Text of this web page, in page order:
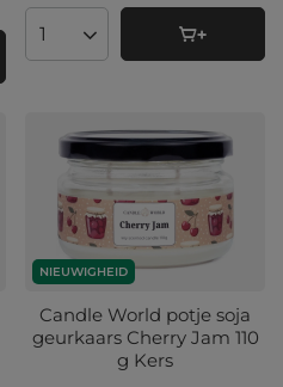
Aantal producten
NIEUWIGHEID
Candle World potje soja
geurkaars Cherry Jam 110
g Kers